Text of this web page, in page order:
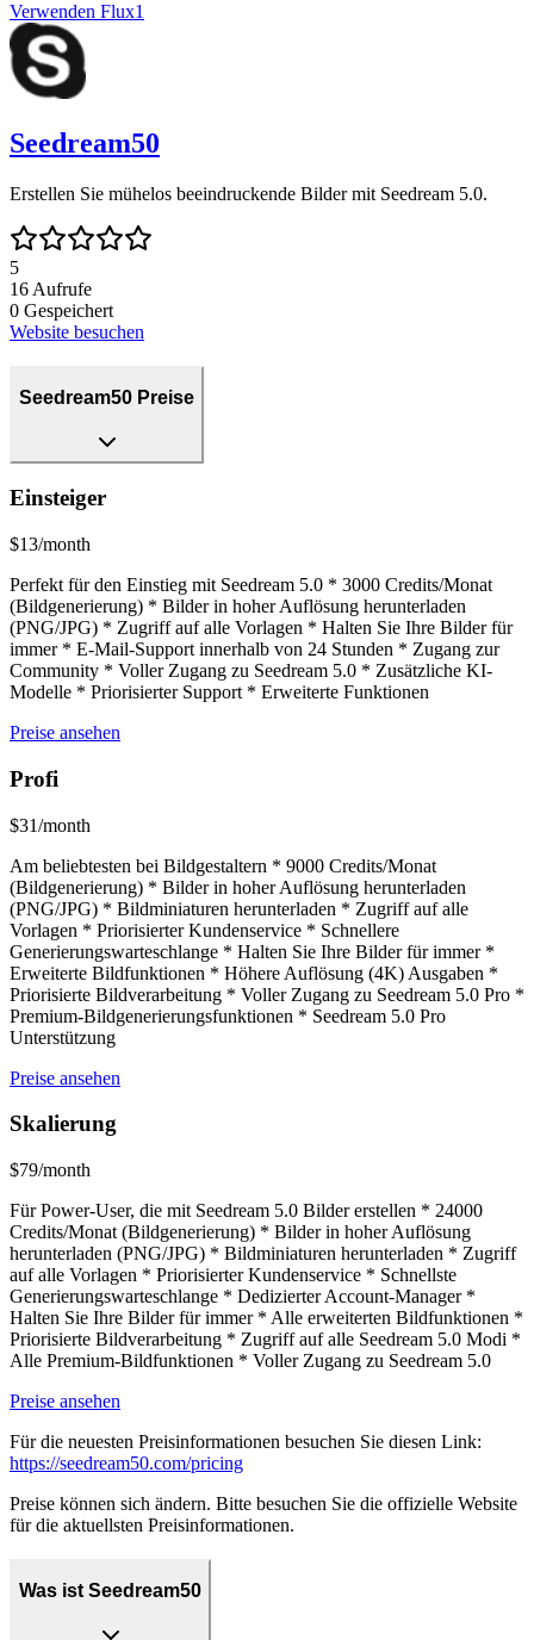
Verwenden Flux1
Seedream50
Erstellen Sie mühelos beeindruckende Bilder mit Seedream 5.0.
5
16 Aufrufe
0 Gespeichert
Website besuchen
Seedream50 Preise
Einsteiger
$13/month
Perfekt für den Einstieg mit Seedream 5.0 * 3000 Credits/Monat
(Bildgenerierung) * Bilder in hoher Auflösung herunterladen
(PNG/JPG) * Zugriff auf alle Vorlagen * Halten Sie Ihre Bilder für
immer * E-Mail-Support innerhalb von 24 Stunden * Zugang zur
Community * Voller Zugang zu Seedream 5.0 * Zusätzliche KI-
Modelle * Priorisierter Support * Erweiterte Funktionen
Preise ansehen
Profi
$31/month
Am beliebtesten bei Bildgestaltern * 9000 Credits/Monat
(Bildgenerierung) * Bilder in hoher Auflösung herunterladen
(PNG/JPG) * Bildminiaturen herunterladen * Zugriff auf alle
Vorlagen * Priorisierter Kundenservice * Schnellere
Generierungswarteschlange * Halten Sie Ihre Bilder für immer *
Erweiterte Bildfunktionen * Höhere Auflösung (4K) Ausgaben *
Priorisierte Bildverarbeitung * Voller Zugang zu Seedream 5.0 Pro *
Premium-Bildgenerierungsfunktionen * Seedream 5.0 Pro
Unterstützung
Preise ansehen
Skalierung
$79/month
Für Power-User, die mit Seedream 5.0 Bilder erstellen * 24000
Credits/Monat (Bildgenerierung) * Bilder in hoher Auflösung
herunterladen (PNG/JPG) * Bildminiaturen herunterladen * Zugriff
auf alle Vorlagen * Priorisierter Kundenservice * Schnellste
Generierungswarteschlange * Dedizierter Account-Manager *
Halten Sie Ihre Bilder für immer * Alle erweiterten Bildfunktionen *
Priorisierte Bildverarbeitung * Zugriff auf alle Seedream 5.0 Modi *
Alle Premium-Bildfunktionen * Voller Zugang zu Seedream 5.0
Preise ansehen
Für die neuesten Preisinformationen besuchen Sie diesen Link:
https://seedream50.com/pricing
Preise können sich ändern. Bitte besuchen Sie die offizielle Website
für die aktuellsten Preisinformationen.
Was ist Seedream50